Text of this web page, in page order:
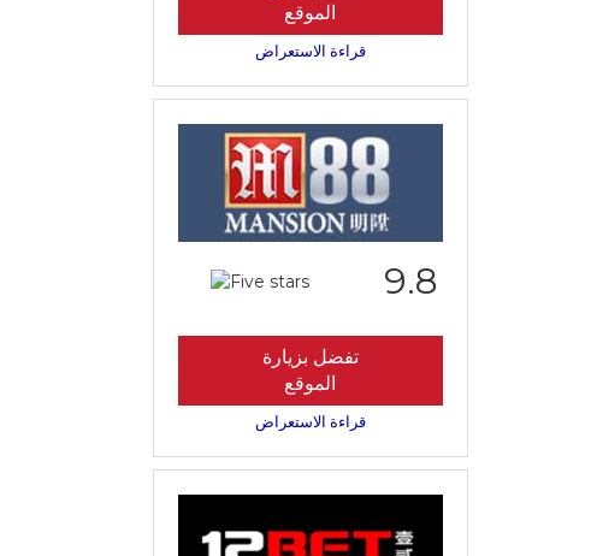
الموقع
قراءة الاستعراض
9.8
تفضل بزيارة
الموقع
قراءة الاستعراض